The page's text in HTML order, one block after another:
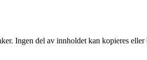
Ingen del av innholdet kan kopieres eller